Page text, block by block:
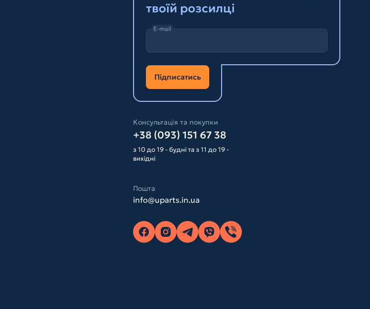
твоїй розсилці
E-mail
Підписатись
Консультація та покупки
+38 (093) 151 67 38
з 10 до 19 - будні та з 11 до 19 -
вихідні
Пошта
info@uparts.in.ua